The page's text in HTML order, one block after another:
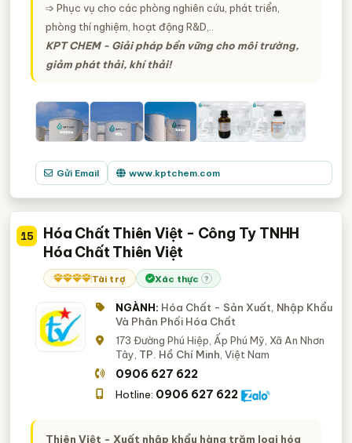
➩ Phục vụ cho các phòng nghiên cứu, phát triển,
phòng thí nghiệm, hoạt động R&D,..
KPT CHEM - Giải pháp bền vững cho môi trường,
giảm phát thải, khí thải!
Gửi Email www.kptchem.com
15
Hóa Chất Thiên Việt - Công Ty TNHH
Hóa Chất Thiên Việt
Tài trợ Xác thực ?
NGÀNH: Hóa Chất - Sản Xuất, Nhập Khẩu
Và Phân Phối Hóa Chất
173 Đường Phú Hiệp, Ấp Phú Mỹ, Xã An Nhơn
Tây, TP. Hồ Chí Minh , Việt Nam
0906 627 622
Hotline: 0906 627 622
Thiên Việt - Xuất nhập khẩu hàng trăm loại hóa